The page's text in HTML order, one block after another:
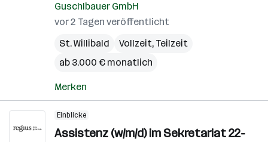
Guschlbauer GmbH
vor 2 Tagen veröffentlicht
St. Willibald
Vollzeit, Teilzeit
ab 3.000 € monatlich
Merken
Einblicke
Assistenz (w/m/d) im Sekretariat 22-